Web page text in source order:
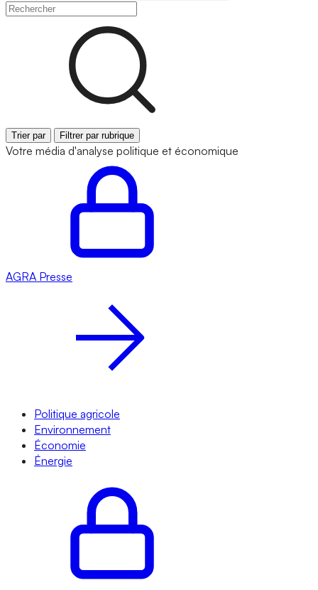
Trier par Filtrer par rubrique
Votre média d'analyse politique et économique
AGRA Presse
Politique agricole
Environnement
Économie
Énergie